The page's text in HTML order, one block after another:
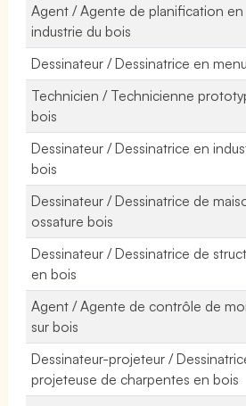
Agent / Agente de planification en
industrie du bois
Dessinateur / Dessinatrice en
Technicien / Technicienne
bois
Dessinateur / Dessinatrice en
bois
Dessinateur / Dessinatrice de
ossature bois
Dessinateur / Dessinatrice de
en bois
Agent / Agente de contrôle de
sur bois
Dessinateur-projeteur /
projeteuse de charpentes en bois